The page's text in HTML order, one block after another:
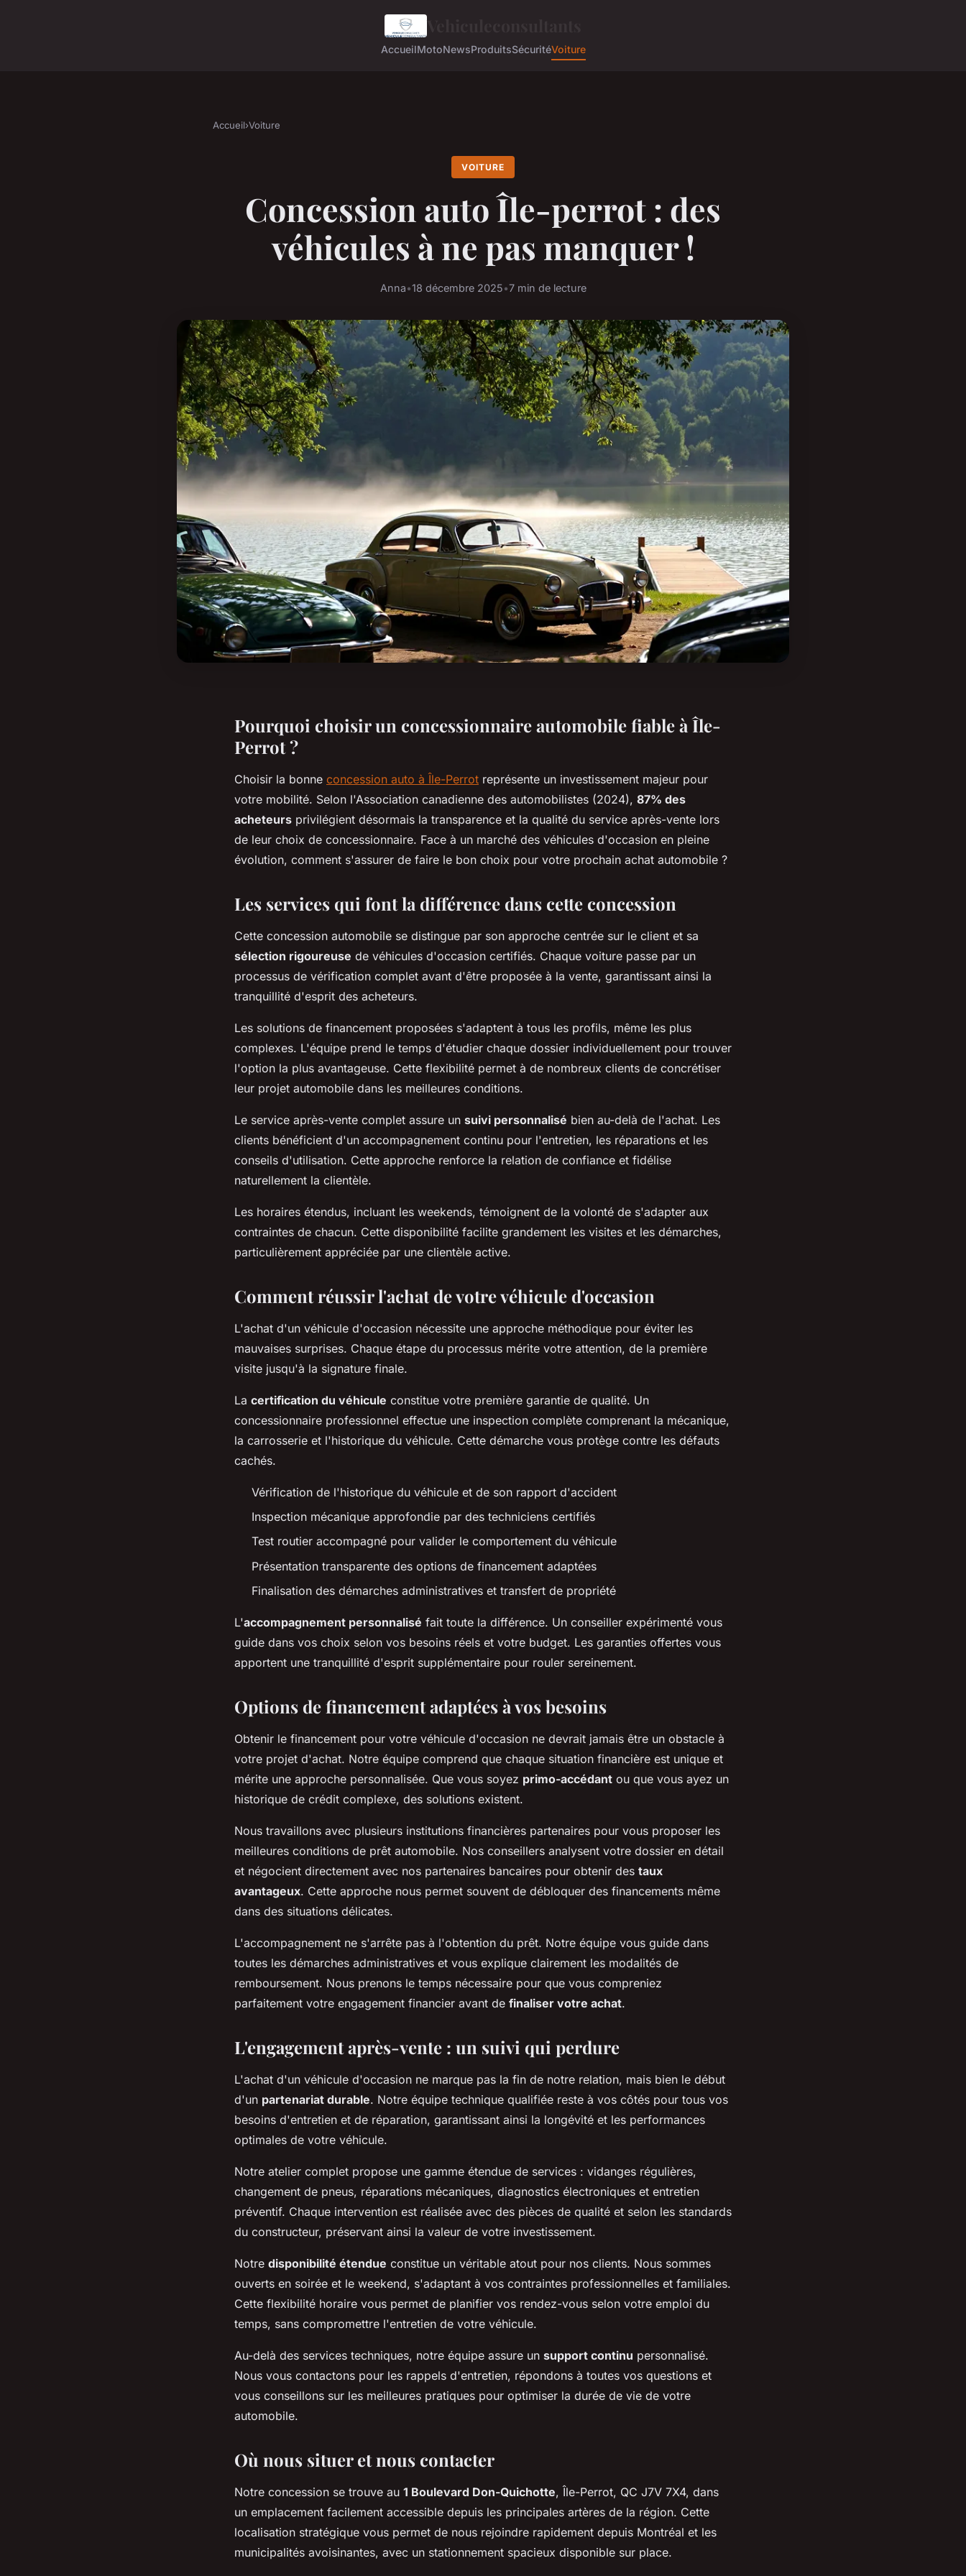
AccueilMotoNewsProduitsSécuritéVoiture
Accueil›Voiture
VOITURE
Concession auto Île-perrot : des
véhicules à ne pas manquer !
Anna•18 décembre 2025•7 min de lecture
Pourquoi choisir un concessionnaire automobile fiable à Île-
Perrot ?
Choisir la bonne concession auto à Île-Perrot représente un investissement majeur pour
votre mobilité. Selon l'Association canadienne des automobilistes (2024), 87% des
acheteurs privilégient désormais la transparence et la qualité du service après-vente lors
de leur choix de concessionnaire. Face à un marché des véhicules d'occasion en pleine
évolution, comment s'assurer de faire le bon choix pour votre prochain achat automobile ?
Les services qui font la différence dans cette concession
Cette concession automobile se distingue par son approche centrée sur le client et sa
sélection rigoureuse de véhicules d'occasion certifiés. Chaque voiture passe par un
processus de vérification complet avant d'être proposée à la vente, garantissant ainsi la
tranquillité d'esprit des acheteurs.
Les solutions de financement proposées s'adaptent à tous les profils, même les plus
complexes. L'équipe prend le temps d'étudier chaque dossier individuellement pour trouver
l'option la plus avantageuse. Cette flexibilité permet à de nombreux clients de concrétiser
leur projet automobile dans les meilleures conditions.
Le service après-vente complet assure un suivi personnalisé bien au-delà de l'achat. Les
clients bénéficient d'un accompagnement continu pour l'entretien, les réparations et les
conseils d'utilisation. Cette approche renforce la relation de confiance et fidélise
naturellement la clientèle.
Les horaires étendus, incluant les weekends, témoignent de la volonté de s'adapter aux
contraintes de chacun. Cette disponibilité facilite grandement les visites et les démarches,
particulièrement appréciée par une clientèle active.
Comment réussir l'achat de votre véhicule d'occasion
L'achat d'un véhicule d'occasion nécessite une approche méthodique pour éviter les
mauvaises surprises. Chaque étape du processus mérite votre attention, de la première
visite jusqu'à la signature finale.
La certification du véhicule constitue votre première garantie de qualité. Un
concessionnaire professionnel effectue une inspection complète comprenant la mécanique,
la carrosserie et l'historique du véhicule. Cette démarche vous protège contre les défauts
cachés.
Vérification de l'historique du véhicule et de son rapport d'accident
Inspection mécanique approfondie par des techniciens certifiés
Test routier accompagné pour valider le comportement du véhicule
Présentation transparente des options de financement adaptées
Finalisation des démarches administratives et transfert de propriété
L'accompagnement personnalisé fait toute la différence. Un conseiller expérimenté vous
guide dans vos choix selon vos besoins réels et votre budget. Les garanties offertes vous
apportent une tranquillité d'esprit supplémentaire pour rouler sereinement.
Options de financement adaptées à vos besoins
Obtenir le financement pour votre véhicule d'occasion ne devrait jamais être un obstacle à
votre projet d'achat. Notre équipe comprend que chaque situation financière est unique et
mérite une approche personnalisée. Que vous soyez primo-accédant ou que vous ayez un
historique de crédit complexe, des solutions existent.
Nous travaillons avec plusieurs institutions financières partenaires pour vous proposer les
meilleures conditions de prêt automobile. Nos conseillers analysent votre dossier en détail
et négocient directement avec nos partenaires bancaires pour obtenir des taux
avantageux. Cette approche nous permet souvent de débloquer des financements même
dans des situations délicates.
L'accompagnement ne s'arrête pas à l'obtention du prêt. Notre équipe vous guide dans
toutes les démarches administratives et vous explique clairement les modalités de
remboursement. Nous prenons le temps nécessaire pour que vous compreniez
parfaitement votre engagement financier avant de finaliser votre achat.
L'engagement après-vente : un suivi qui perdure
L'achat d'un véhicule d'occasion ne marque pas la fin de notre relation, mais bien le début
d'un partenariat durable. Notre équipe technique qualifiée reste à vos côtés pour tous vos
besoins d'entretien et de réparation, garantissant ainsi la longévité et les performances
optimales de votre véhicule.
Notre atelier complet propose une gamme étendue de services : vidanges régulières,
changement de pneus, réparations mécaniques, diagnostics électroniques et entretien
préventif. Chaque intervention est réalisée avec des pièces de qualité et selon les standards
du constructeur, préservant ainsi la valeur de votre investissement.
Notre disponibilité étendue constitue un véritable atout pour nos clients. Nous sommes
ouverts en soirée et le weekend, s'adaptant à vos contraintes professionnelles et familiales.
Cette flexibilité horaire vous permet de planifier vos rendez-vous selon votre emploi du
temps, sans compromettre l'entretien de votre véhicule.
Au-delà des services techniques, notre équipe assure un support continu personnalisé.
Nous vous contactons pour les rappels d'entretien, répondons à toutes vos questions et
vous conseillons sur les meilleures pratiques pour optimiser la durée de vie de votre
automobile.
Où nous situer et nous contacter
Notre concession se trouve au 1 Boulevard Don-Quichotte, Île-Perrot, QC J7V 7X4, dans
un emplacement facilement accessible depuis les principales artères de la région. Cette
localisation stratégique vous permet de nous rejoindre rapidement depuis Montréal et les
municipalités avoisinantes, avec un stationnement spacieux disponible sur place.